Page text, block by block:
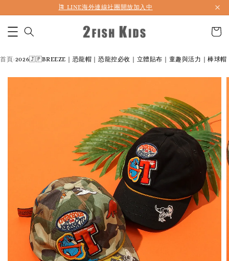
🎏 LINE海外連線社團開放加入中
首頁›2026🇯🇵BREEZE｜恐龍帽｜恐龍控必收｜立體貼布｜童趣與活力｜棒球帽